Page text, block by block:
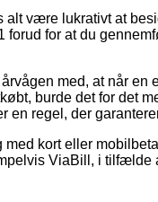
alt være lukrativt at
forud for at du
med, at når en
burde det for det
en regel, der
med kort eller
ViaBill, i tilfælde